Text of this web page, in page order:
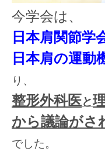
今学会は、
日本肩関節学
日本肩の運動
り、
整形外科医と
から議論がさ
でした。